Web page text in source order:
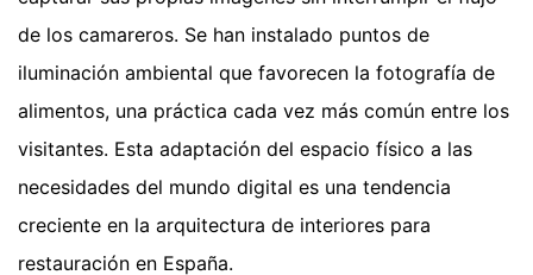
de los camareros. Se han instalado puntos de
iluminación ambiental que favorecen la fotografía de
alimentos, una práctica cada vez más común entre los
visitantes. Esta adaptación del espacio físico a las
necesidades del mundo digital es una tendencia
creciente en la arquitectura de interiores para
restauración en España.